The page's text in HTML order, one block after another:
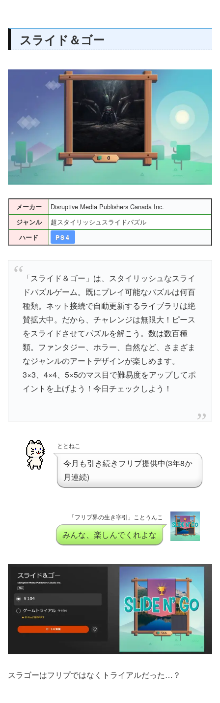
スライド＆ゴー
メーカー Disruptive Media Publishers Canada Inc.
ジャンル 超スタイリッシュスライドパズル
ハード PS4
「スライド＆ゴー」は、スタイリッシュなスライ
ドパズルゲーム。既にプレイ可能なパズルは何百
種類。ネット接続で自動更新するライブラリは絶
賛拡大中。だから、チャレンジは無限大！ピース
をスライドさせてパズルを解こう。数は数百種
類。ファンタジー、ホラー、自然など、さまざま
なジャンルのアートデザインが楽しめます。
3×3、4×4、5×5のマス目で難易度をアップしてポ
イントを上げよう！今日チェックしよう！
ととねこ
今月も引き続きフリプ提供中(3年8か
月連続)
「フリプ界の生き字引」ことうんこ
みんな、楽しんでくれよな
スラゴーはフリプではなくトライアルだった…？